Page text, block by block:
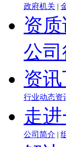
政府机关 |
资
公
资
行业动态资
走
公司简介 |